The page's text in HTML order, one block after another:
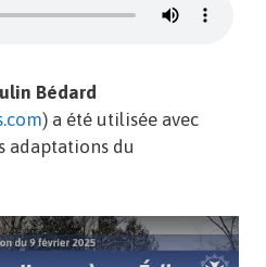
Bédard
) a été utilisée avec
adaptations du